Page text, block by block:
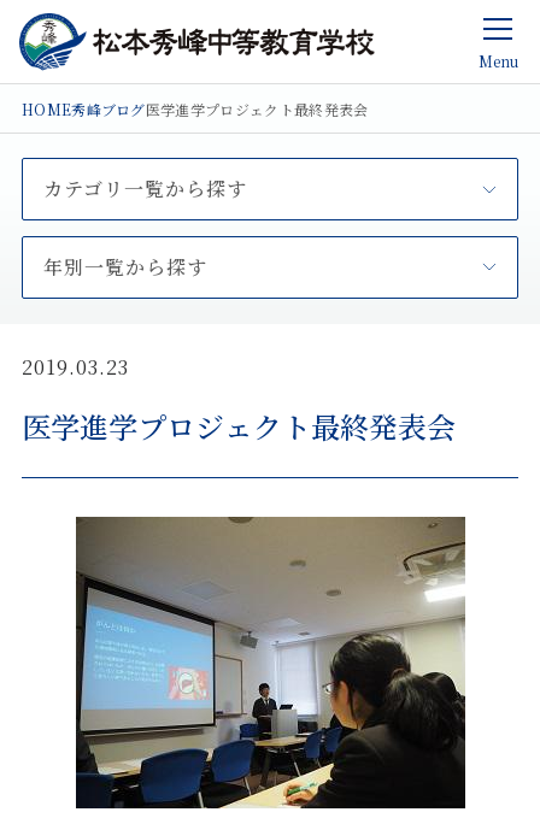
Menu
HOME秀峰ブログ医学進学プロジェクト最終発表会
カテゴリ一覧から探す
年別一覧から探す
2019.03.23
医学進学プロジェクト最終発表会